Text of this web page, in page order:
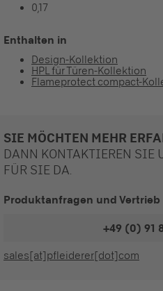
0,17
Enthalten in
Design-Kollektion
HPL für Türen-Kollektion
Flameprotect compact-
SIE MÖCHTEN MEHR
DANN KONTAKTIEREN SIE
FÜR SIE DA.
Produktanfragen und Vertrieb
+49 (0) 91
sales[at]pfleiderer[dot]com